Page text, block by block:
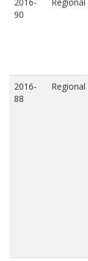
90
2016-
88
Regional